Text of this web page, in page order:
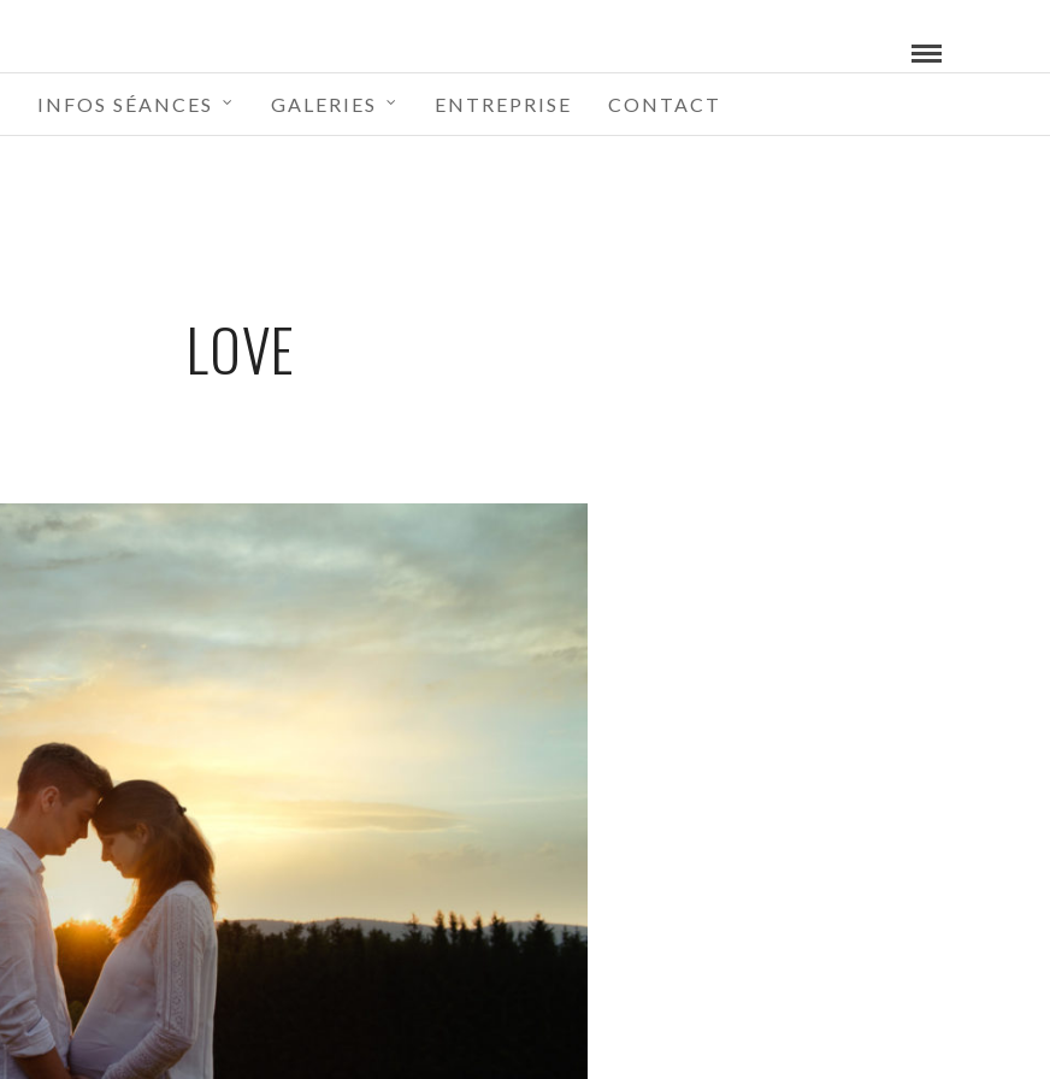
INFOS SÉANCES GALERIES ENTREPRISE CONTACT
LOVE